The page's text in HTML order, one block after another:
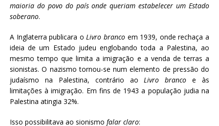
maioria do povo do país onde queriam estabelecer um Estado
soberano.
A Inglaterra publicara o Livro branco em 1939, onde rechaça a
ideia de um Estado judeu englobando toda a Palestina, ao
mesmo tempo que limita a imigração e a venda de terras a
sionistas. O nazismo tornou-se num elemento de pressão do
judaísmo na Palestina, contrário ao Livro branco e às
limitações à imigração. Em fins de 1943 a população judia na
Palestina atingia 32%.
Isso possibilitava ao sionismo falar claro: